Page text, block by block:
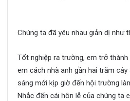
Chúng ta đã yêu nhau giản dị như
Tốt nghiệp ra trường, em trở thành
em cách nhà anh gần hai trăm
sáng mới kịp giờ đến hội trường
Nhắc đến cái hôn lễ của chúng ta